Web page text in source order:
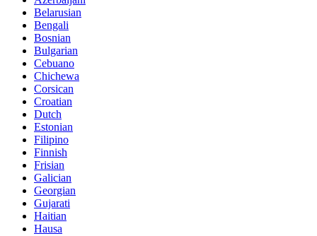
Belarusian
Bengali
Bosnian
Bulgarian
Cebuano
Chichewa
Corsican
Croatian
Dutch
Estonian
Filipino
Finnish
Frisian
Galician
Georgian
Gujarati
Haitian
Hausa